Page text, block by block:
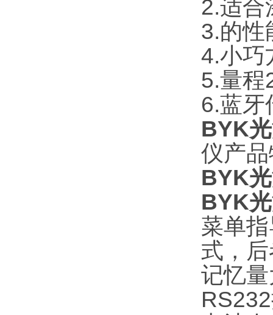
2.适合
3.的性
4.小巧
5.量程
6.蓝牙
BYK
仪产
BYK
BYK
菜单
式，
记忆